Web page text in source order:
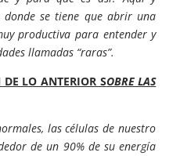
donde se tiene que abrir una
productiva para entender y
llamadas “raras”.
DE LO ANTERIOR SOBRE LAS
las células de nuestro
de un 90% de su energía